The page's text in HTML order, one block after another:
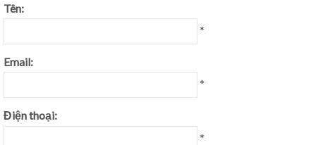
Tên:
*
Email:
*
Điện thoại:
*